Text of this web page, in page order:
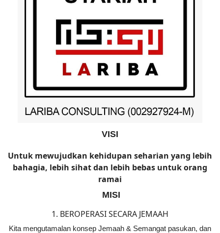
VISI
Untuk mewujudkan kehidupan seharian yang lebih
bahagia, lebih sihat dan lebih bebas untuk orang
ramai
MISI
1. BEROPERASI SECARA JEMAAH
Kita mengutamalan konsep Jemaah & Semangat pasukan, dan